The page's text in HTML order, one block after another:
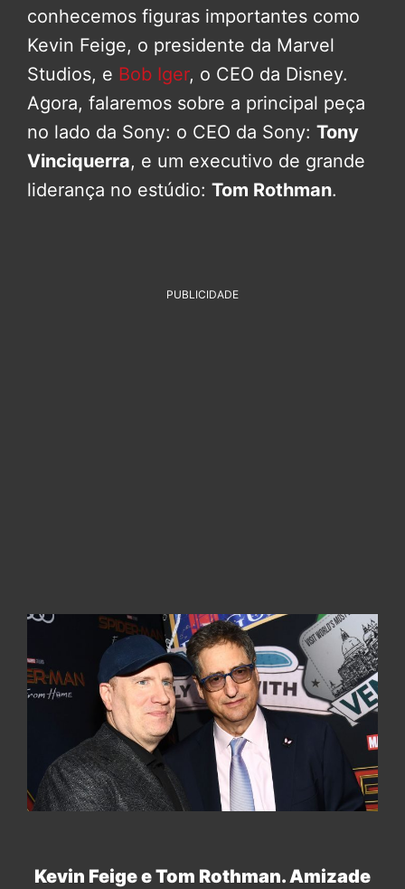
conhecemos figuras importantes como
Kevin Feige, o presidente da Marvel
Studios, e Bob Iger, o CEO da Disney.
Agora, falaremos sobre a principal peça
no lado da Sony: o CEO da Sony: Tony
Vinciquerra, e um executivo de grande
liderança no estúdio: Tom Rothman.
PUBLICIDADE
Kevin Feige e Tom Rothman. Amizade